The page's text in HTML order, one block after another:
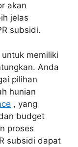
akan
jelas
subsidi.
memiliki
Anda
pilihan
hunian
, yang
budget
proses
subsidi dapat